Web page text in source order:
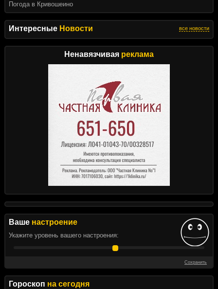
Интересные Новости все новости
Ненавязчивая реклама
Ваше настроение
Укажите уровень вашего настроения:
Сохранить
Гороскоп на сегодня
Погода в Кривошеино